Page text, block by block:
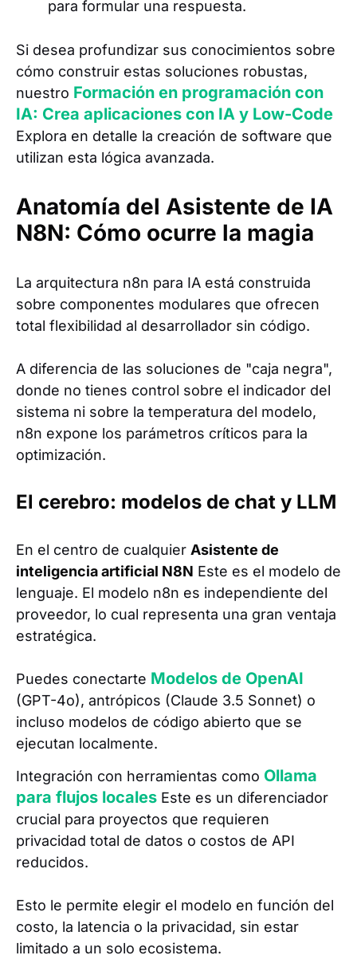
para formular una respuesta.
Si desea profundizar sus conocimientos sobre
cómo construir estas soluciones robustas,
nuestro Formación en programación con
IA: Crea aplicaciones con IA y Low-Code
Explora en detalle la creación de software que
utilizan esta lógica avanzada.
Anatomía del Asistente de IA
N8N: Cómo ocurre la magia
La arquitectura n8n para IA está construida
sobre componentes modulares que ofrecen
total flexibilidad al desarrollador sin código.
A diferencia de las soluciones de "caja negra",
donde no tienes control sobre el indicador del
sistema ni sobre la temperatura del modelo,
n8n expone los parámetros críticos para la
optimización.
El cerebro: modelos de chat y LLM
En el centro de cualquier Asistente de
inteligencia artificial N8N Este es el modelo de
lenguaje. El modelo n8n es independiente del
proveedor, lo cual representa una gran ventaja
estratégica.
Puedes conectarte Modelos de OpenAI
(GPT-4o), antrópicos (Claude 3.5 Sonnet) o
incluso modelos de código abierto que se
ejecutan localmente.
Integración con herramientas como Ollama
para flujos locales Este es un diferenciador
crucial para proyectos que requieren
privacidad total de datos o costos de API
reducidos.
Esto le permite elegir el modelo en función del
costo, la latencia o la privacidad, sin estar
limitado a un solo ecosistema.